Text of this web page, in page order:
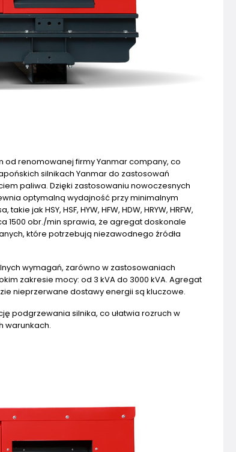
od renomowanej firmy Yanmar company, co
silnikach Yanmar do zastosowań
paliwa. Dzięki zastosowaniu nowoczesnych
optymalną wydajność przy minimalnym
jak HSY, HSF, HYW, HFW, HDW, HRYW, HRFW,
1500 obr./min sprawia, że agregat doskonale
które potrzebują niezawodnego źródła
wymagań, zarówno w zastosowaniach
zakresie mocy: od 3 kVA do 3000 kVA. Agregat
nieprzerwane dostawy energii są kluczowe.
podgrzewania silnika, co ułatwia rozruch w
warunkach.